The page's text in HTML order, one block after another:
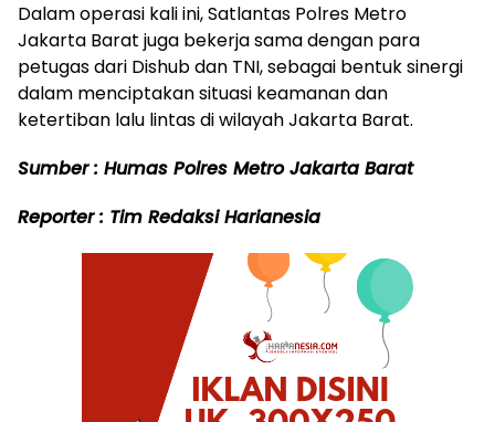
Dalam operasi kali ini, Satlantas Polres Metro
Jakarta Barat juga bekerja sama dengan para
petugas dari Dishub dan TNI, sebagai bentuk sinergi
dalam menciptakan situasi keamanan dan
ketertiban lalu lintas di wilayah Jakarta Barat.
Sumber : Humas Polres Metro Jakarta Barat
Reporter : Tim Redaksi Harianesia